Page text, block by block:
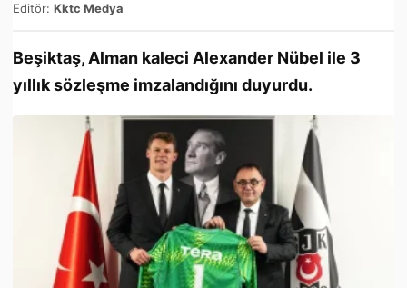
Editör: Kktc Medya
Beşiktaş, Alman kaleci Alexander Nübel ile 3
yıllık sözleşme imzalandığını duyurdu.